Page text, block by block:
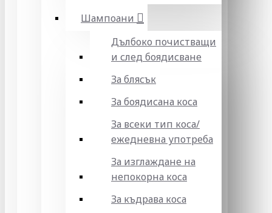
Шампоани
Дълбоко почистващи
и след боядисване
За блясък
За боядисана коса
За всеки тип коса/
ежедневна употреба
За изглаждане на
непокорна коса
За къдрава коса